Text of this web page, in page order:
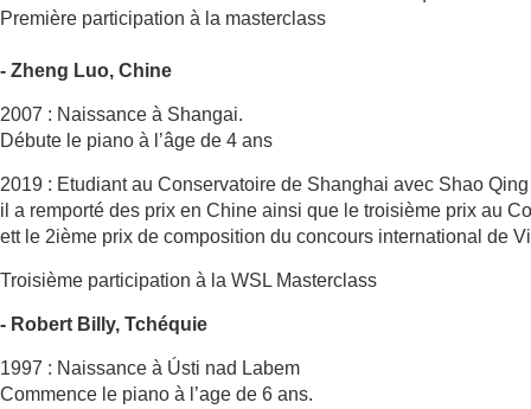
Première participation à la masterclass
- Zheng Luo, Chine
2007 : Naissance à Shangai.
Débute le piano à l’âge de 4 ans
2019 : Etudiant au Conservatoire de Shanghai avec Shao
il a remporté des prix en Chine ainsi que le troisième prix au
ett le 2ième prix de composition du concours international de
Troisième participation à la WSL Masterclass
- Robert Billy, Tchéquie
1997 : Naissance à Ústi nad Labem
Commence le piano à l’age de 6 ans.